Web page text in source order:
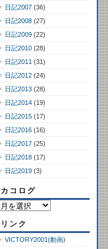
日記2007 (36)
日記2008 (27)
日記2009 (22)
日記2010 (28)
日記2011 (31)
日記2012 (24)
日記2013 (28)
日記2014 (19)
日記2015 (17)
日記2016 (16)
日記2017 (25)
日記2018 (17)
日記2019 (3)
カコログ
カ
ロリンク
VICTORY2001(動画)